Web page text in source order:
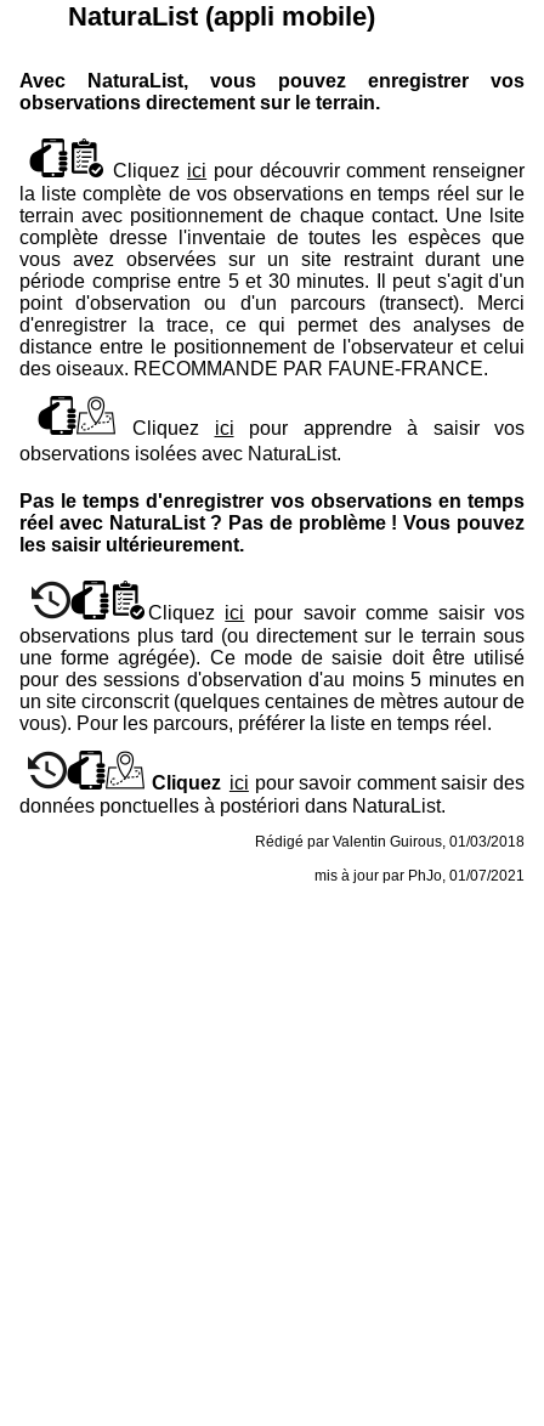
NaturaList (appli mobile)
Avec NaturaList, vous pouvez enregistrer vos
observations directement sur le terrain.
Cliquez ici pour découvrir comment renseigner
la liste complète de vos observations en temps réel sur le
terrain avec positionnement de chaque contact. Une lsite
complète dresse l'inventaie de toutes les espèces que
vous avez observées sur un site restraint durant une
période comprise entre 5 et 30 minutes. Il peut s'agit d'un
point d'observation ou d'un parcours (transect). Merci
d'enregistrer la trace, ce qui permet des analyses de
distance entre le positionnement de l'observateur et celui
des oiseaux. RECOMMANDE PAR FAUNE-FRANCE.
Cliquez ici pour apprendre à saisir vos
observations isolées avec NaturaList.
Pas le temps d'enregistrer vos observations en temps
réel avec NaturaList ? Pas de problème ! Vous pouvez
les saisir ultérieurement.
Cliquez ici pour savoir comme saisir vos
observations plus tard (ou directement sur le terrain sous
une forme agrégée). Ce mode de saisie doit être utilisé
pour des sessions d'observation d'au moins 5 minutes en
un site circonscrit (quelques centaines de mètres autour de
vous). Pour les parcours, préférer la liste en temps réel.
Cliquez ici pour savoir comment saisir des
données ponctuelles à postériori dans NaturaList.
Rédigé par Valentin Guirous, 01/03/2018
mis à jour par PhJo, 01/07/2021